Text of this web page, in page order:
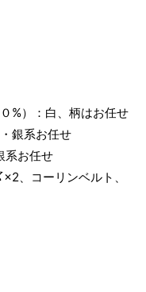
%）：白、柄はお任せ
銀系お任せ
お任せ
、コーリンベルト、